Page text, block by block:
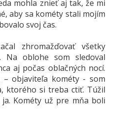
mohla znieť aj tak, že mi
aby sa kométy stali mojím
svoj čas.
zhromažďovať všetky
Na oblohe som sledoval
aj počas oblačných nocí.
– objaviteľa kométy - som
ktorého si treba ctiť. Túžil
Kométy už pre mňa boli